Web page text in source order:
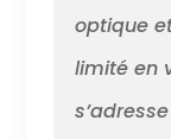
optique
limité en